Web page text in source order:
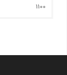
1100